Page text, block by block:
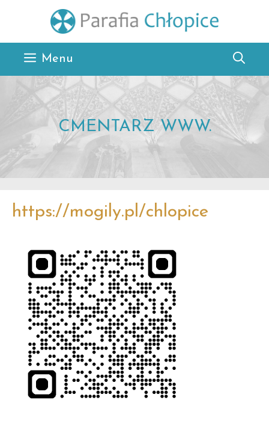
Menu
CMENTARZ WWW.
https://mogily.pl/chlopice